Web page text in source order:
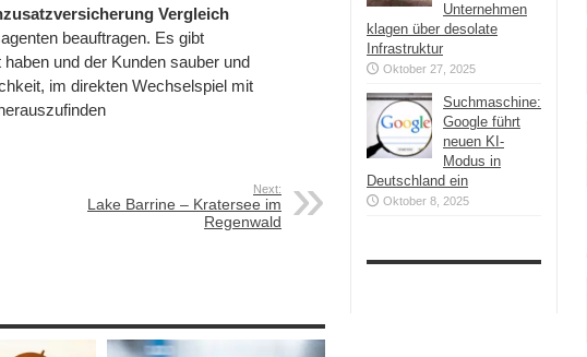
Vergleich
beauftragen. Es gibt
und der Kunden sauber und
im direkten Wechselspiel mit
Next:
Lake Barrine – Kratersee im
Regenwald
Unternehmen
klagen über desolate
Infrastruktur
Oktober 27, 2025
Suchmaschine:
Google führt
neuen KI-
Modus in
Deutschland ein
Oktober 8, 2025